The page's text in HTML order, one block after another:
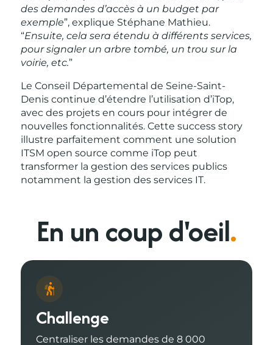
des demandes d’accès à un budget par
exemple”, explique Stéphane Mathieu.
“Ensuite, cela sera étendu à différents services,
pour signaler un arbre tombé, un trou sur la
voirie, etc.”
Le Conseil Départemental de Seine-Saint-
Denis continue d’étendre l’utilisation d’iTop,
avec des projets en cours pour intégrer de
nouvelles fonctionnalités. Cette success story
illustre parfaitement comment une solution
ITSM open source comme iTop peut
transformer la gestion des services publics
notamment la gestion des services IT.
En un coup d'oeil.
Challenge
Centraliser les demandes de 8 000